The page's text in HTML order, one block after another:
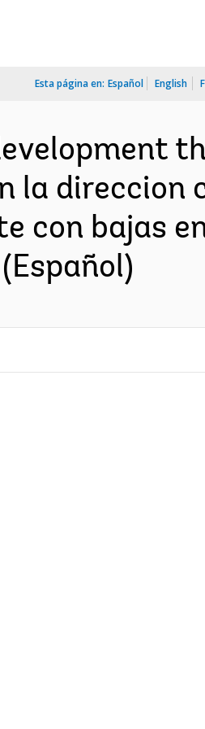
Esta página en: Español English
la direccion
con bajas